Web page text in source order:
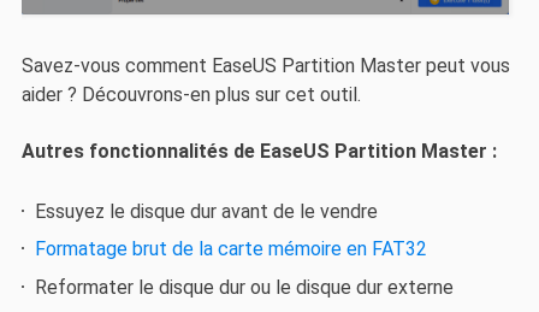
Savez-vous comment EaseUS Partition Master peut vous
aider ? Découvrons-en plus sur cet outil.
Autres fonctionnalités de EaseUS Partition Master :
Essuyez le disque dur avant de le vendre
Formatage brut de la carte mémoire en FAT32
Reformater le disque dur ou le disque dur externe